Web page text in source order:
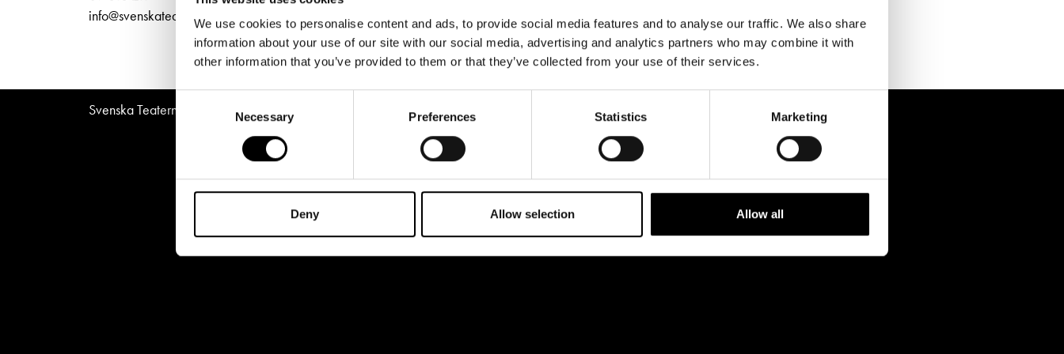
We use cookies to personalise content and ads, to provide social media features and to analyse our traffic. We also share
information about your use of our site with our social media, advertising and analytics partners who may combine it with
other information that you’ve provided to them or that they’ve collected from your use of their services.
Necessary Preferences Statistics Marketing
Deny Allow selection Allow all
Platskarta
Press
Jobba hos oss
Svenska Teatern Live
info@svenskateatern.fi
Jobba hos oss
Svenska Teatern © All Rights Reserved 2026